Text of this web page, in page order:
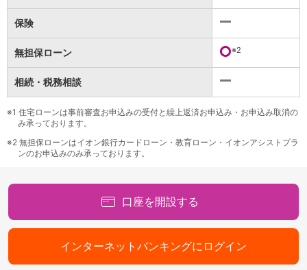
カード
デビットカード
インターネットバンキング
アプリ
イオン銀行アプリTOP
通帳アプリ
イオン銀行PayB
イオングループアプリ
iAEON
支払・入金・サービス
AEON Pay
口座振替サービス
自動入金サービス
WEB即時決済サービス
保険
無担保ローン ※2
相続・税務相談
※1 住宅ローンは事前審査お申込みの受付と繰上返済お申込み・お申込み取消の
み承っております。
※2 無担保ローンはイオン銀行カードローン・教育ローン・イオンアシストプラ
ンのお申込みのみ承っております。
口座を開設する
インターネットバンキングにログイン